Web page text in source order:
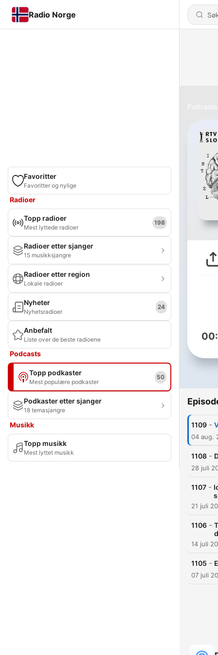
Radio Norge
Favoritter
Favoritter og nylige
Radioer
Topp radioer
Mest lyttede radioer
198
Radioer etter sjanger
15 musikksjangre
Radioer etter region
Lokale radioer
Nyheter
Nyhetsradioer
24
Anbefalt
Liste over de beste radioene
Podcasts
Topp podkaster
Mest populære podkaster
50
Podkaster etter sjanger
18 temasjangre
Musikk
Topp musikk
Mest lyttet musikk
Podcasts
1109 -
04 aug.
1108 -
28 juli
1107 -
21 juli
1106 -
14 juli
1105 -
07 juli